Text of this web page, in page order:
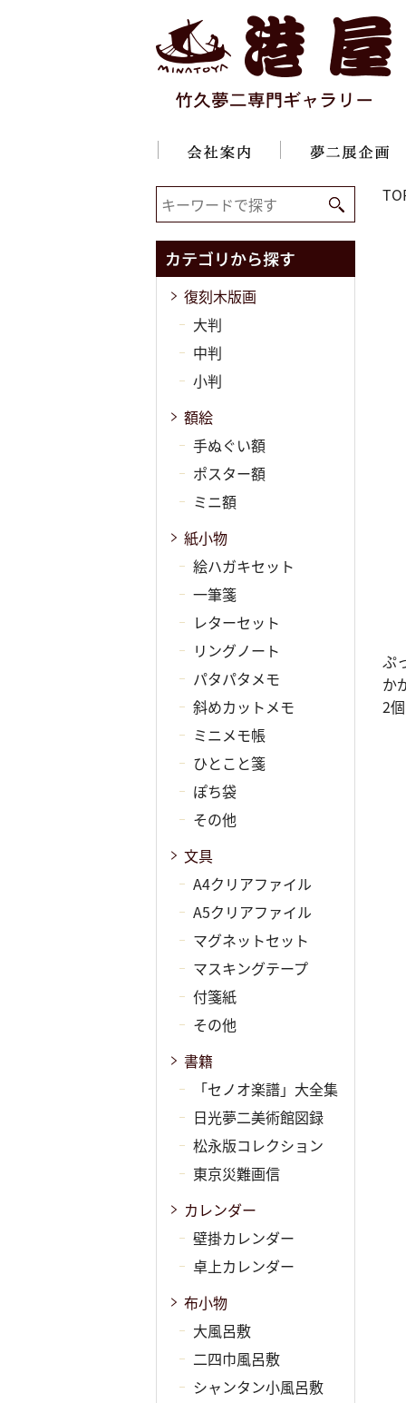
ぷ
か
2
復刻木版画
大判
中判
小判
額絵
手ぬぐい額
ポスター額
ミニ額
紙小物
絵ハガキセット
一筆箋
レターセット
リングノート
パタパタメモ
斜めカットメモ
ミニメモ帳
ひとこと箋
ぽち袋
その他
文具
A4クリアファイル
A5クリアファイル
マグネットセット
マスキングテープ
付箋紙
その他
書籍
「セノオ楽譜」大全集
日光夢二美術館図録
松永版コレクション
東京災難画信
カレンダー
壁掛カレンダー
卓上カレンダー
布小物
大風呂敷
二四巾風呂敷
シャンタン小風呂敷